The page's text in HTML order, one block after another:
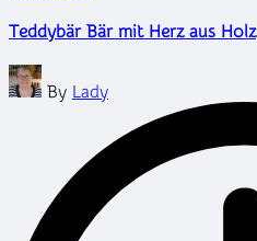
Teddybär Bär mit Herz aus Holz
Posted
by
By Lady